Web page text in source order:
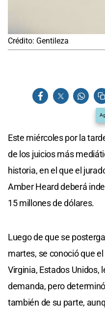
Crédito: Gentileza
Este miércoles por la
de los juicios más
historia, en el que el
Amber Heard deberá
15 millones de dólares.
Luego de que se
martes, se conoció que
Virginia, Estados Unidos,
demanda, pero
también de su parte,